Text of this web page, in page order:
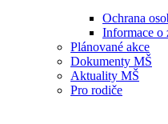
Ochrana
Informace o
Plánované akce
Dokumenty MŠ
Aktuality MŠ
Pro rodiče